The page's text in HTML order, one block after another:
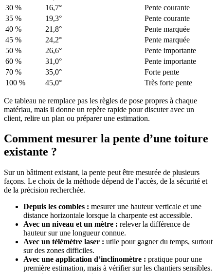
30 %
16,7°
Pente courante
35 %
19,3°
Pente courante
40 %
21,8°
Pente marquée
45 %
24,2°
Pente marquée
50 %
26,6°
Pente importante
60 %
31,0°
Pente importante
70 %
35,0°
Forte pente
100 %
45,0° Très forte pente
Ce tableau ne remplace pas les règles de pose propres à chaque
matériau, mais il donne un repère rapide pour discuter avec un
client, relire un plan ou préparer une estimation.
Comment mesurer la pente d’une toiture
existante ?
Sur un bâtiment existant, la pente peut être mesurée de plusieurs
façons. Le choix de la méthode dépend de l’accès, de la sécurité et
de la précision recherchée.
Depuis les combles : mesurer une hauteur verticale et une
distance horizontale lorsque la charpente est accessible.
Avec un niveau et un mètre : relever la différence de
hauteur sur une longueur connue.
Avec un télémètre laser : utile pour gagner du temps, surtout
sur des zones difficiles.
Avec une application d’inclinomètre : pratique pour une
première estimation, mais à vérifier sur les chantiers sensibles.